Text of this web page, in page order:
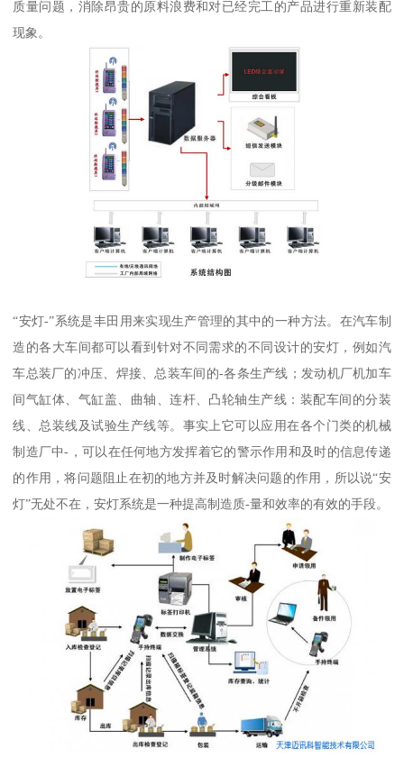
质量问题，消除昂贵的原料浪费和对已经完工的产品进行重新装配
现象。
“安灯-”系统是丰田用来实现生产管理的其中的一种方法。在汽车制
造的各大车间都可以看到针对不同需求的不同设计的安灯，例如汽
车总装厂的冲压、焊接、总装车间的-各条生产线；发动机厂机加车
间气缸体、气缸盖、曲轴、连杆、凸轮轴生产线：装配车间的分装
线、总装线及试验生产线等。事实上它可以应用在各个门类的机械
制造厂中-，可以在任何地方发挥着它的警示作用和及时的信息传递
的作用，将问题阻止在初的地方并及时解决问题的作用，所以说“安
灯”无处不在，安灯系统是一种提高制造质-量和效率的有效的手段。